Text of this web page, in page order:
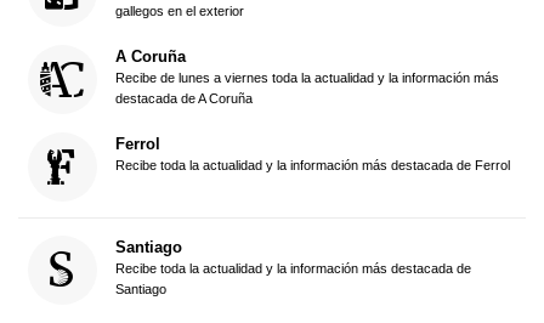
gallegos en el exterior
A Coruña
Recibe de lunes a viernes toda la actualidad y la información más
destacada de A Coruña
Ferrol
Recibe toda la actualidad y la información más destacada de Ferrol
Santiago
Recibe toda la actualidad y la información más destacada de
Santiago